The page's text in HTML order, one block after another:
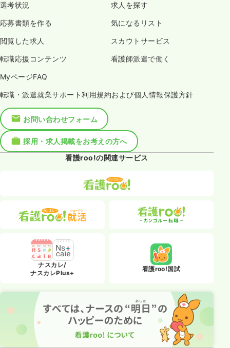
選考状況 求人を探す
応募書類を作る 気になるリスト
閲覧した求人 スカウトサービス
転職応援コンテンツ 看護師派遣で働く
MyページFAQ
転職・派遣就業サポート利用規約および個人情報保護方針
お問い合わせフォーム
採用・求人掲載をお考えの方へ
看護roo!の関連サービス
ナスカレ/
ナスカレPlus+
看護roo!国試